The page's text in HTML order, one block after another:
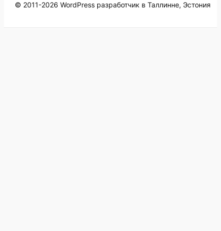
© 2011-2026 WordPress разработчик в Таллинне, Эстония